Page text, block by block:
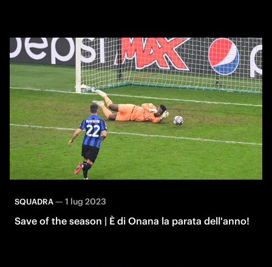
SQUADRA— 1 lug 2023
Save of the season | È di Onana la parata dell'anno!